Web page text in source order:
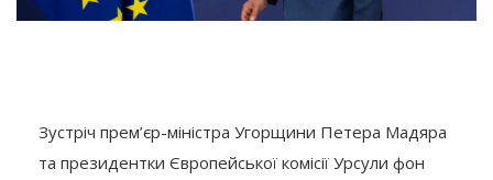
Зустріч прем’єр-міністра Угорщини Петера Мадяра
та президентки Європейської комісії Урсули фон